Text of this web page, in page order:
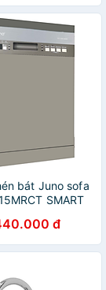
bát Juno sofa
SMART
đ